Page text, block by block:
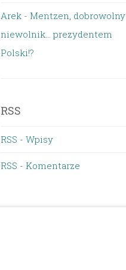
Arek - Mentzen, dobrowolny
niewolnik… prezydentem
Polski!?
RSS
RSS - Wpisy
RSS - Komentarze